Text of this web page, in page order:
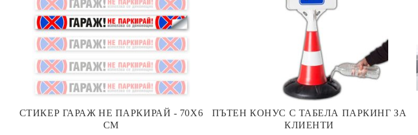
СТИКЕР ГАРАЖ НЕ ПАРКИРАЙ - 70Х6
СМ
ПЪТЕН КОНУС С ТАБЕЛА ПАРКИНГ ЗА
КЛИЕНТИ